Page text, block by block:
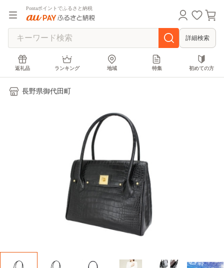
Pontaポイントでふるさと納税
詳細検索
返礼品 ランキング 地域 特集 初めての方
長野県御代田町